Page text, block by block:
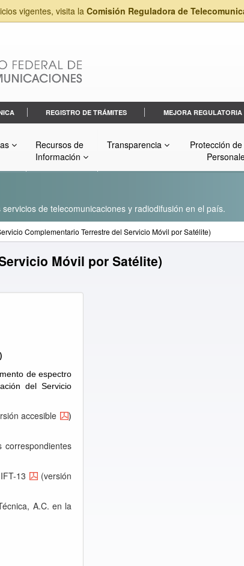
vigentes, visita la Comisión Reguladora de
REGISTRO DE TRÁMITES MEJORA REGULATORIA
Recursos de
Información
Transparencia
Protección
de telecomunicaciones y radiodifusión en el país.
Complementario Terrestre del Servicio Móvil por Satélite)
Móvil por Satélite)
de espectro
del Servicio
accesible )
13
(versión
A.C. en la